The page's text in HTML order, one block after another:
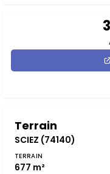
Terrain
SCIEZ (74140)
TERRAIN
677 m²